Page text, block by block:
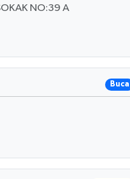
NO:39 A
Buca